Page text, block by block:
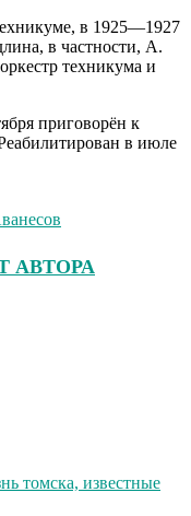
в 1925—1927
в частности, А.
техникума и
приговорён к
в июле
АВТОРА
томска, известные